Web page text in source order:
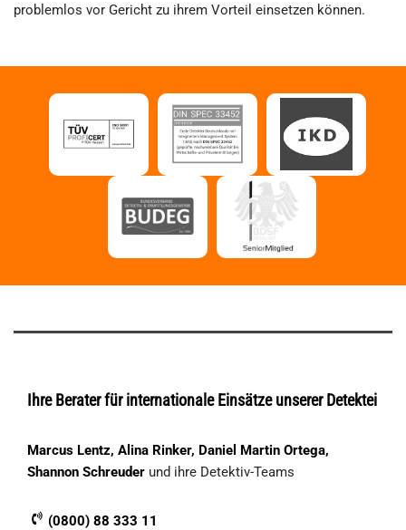
problemlos vor Gericht zu ihrem Vorteil einsetzen können.
Ihre Berater für internationale Einsätze unserer Detektei
Marcus Lentz, Alina Rinker, Daniel Martin Ortega,
Shannon Schreuder und ihre Detektiv-Teams
(0800) 88 333 11